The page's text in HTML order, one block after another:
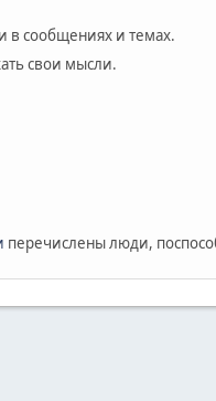
в сообщениях и темах.
свои мысли.
перечислены люди,